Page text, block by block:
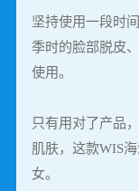
坚持使用一段时
季时的脸部脱皮
使用。
只有用对了产品
肌肤，这款WIS
女。